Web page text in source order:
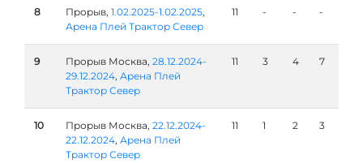
8 Прорыв, 1.02.2025-1.02.2025,
Арена Плей Трактор Север
11 - - -
9 Прорыв Москва, 28.12.2024-
29.12.2024, Арена Плей
Трактор Север
11 3 4 7
10 Прорыв Москва, 22.12.2024-
22.12.2024, Арена Плей
Трактор Север
11 1 2 3